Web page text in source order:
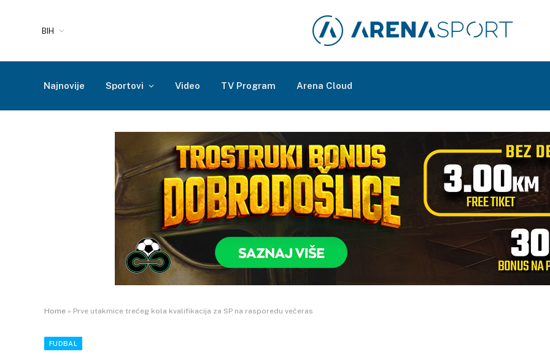
BIH
Najnovije Sportovi Video TV Program Arena Cloud
Home » Prve utakmice trećeg kola kvalifikacija za SP na rasporedu večeras
FUDBAL